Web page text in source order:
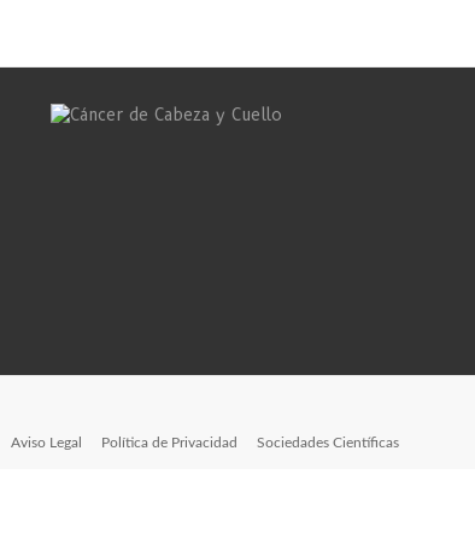
Aviso Legal Política de Privacidad Sociedades Científicas